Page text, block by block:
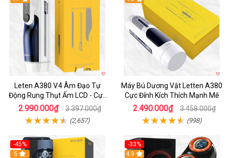
Leten A380 V.4 Âm Đạo Tự
Động Rung Thụt Ấm LCD - Cực
Phê
2.990.000₫ 3.397.000₫
(2,657)
Máy Bú Dương Vật Letten A380
Cực Đỉnh Kích Thích Mạnh Mẽ
2.490.000₫ 3.458.000₫
(998)
-45%
Hot
5
-33%
Hot
4.9